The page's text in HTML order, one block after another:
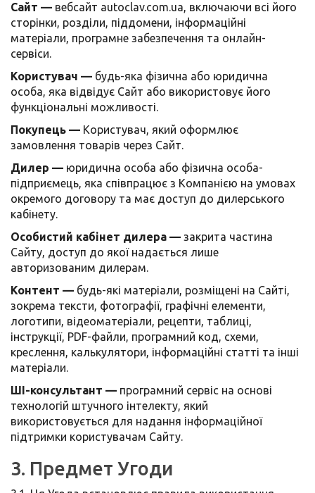
Сайт — вебсайт autoclav.com.ua, включаючи всі його
сторінки, розділи, піддомени, інформаційні
матеріали, програмне забезпечення та онлайн-
сервіси.
Користувач — будь-яка фізична або юридична
особа, яка відвідує Сайт або використовує його
функціональні можливості.
Покупець — Користувач, який оформлює
замовлення товарів через Сайт.
Дилер — юридична особа або фізична особа-
підприємець, яка співпрацює з Компанією на умовах
окремого договору та має доступ до дилерського
кабінету.
Особистий кабінет дилера — закрита частина
Сайту, доступ до якої надається лише
авторизованим дилерам.
Контент — будь-які матеріали, розміщені на Сайті,
зокрема тексти, фотографії, графічні елементи,
логотипи, відеоматеріали, рецепти, таблиці,
інструкції, PDF-файли, програмний код, схеми,
креслення, калькулятори, інформаційні статті та інші
матеріали.
ШІ-консультант — програмний сервіс на основі
технологій штучного інтелекту, який
використовується для надання інформаційної
підтримки користувачам Сайту.
3. Предмет Угоди